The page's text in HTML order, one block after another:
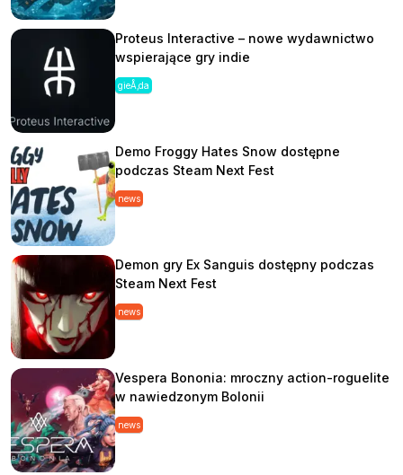
Proteus Interactive – nowe wydawnictwo
wspierające gry indie
gieÅ‚da
Demo Froggy Hates Snow dostępne
podczas Steam Next Fest
news
Demon gry Ex Sanguis dostępny podczas
Steam Next Fest
news
Vespera Bononia: mroczny action-roguelite
w nawiedzonym Bolonii
news